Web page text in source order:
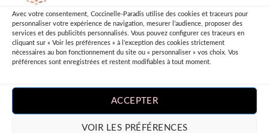
Avec votre consentement, Coccinelle-Paradis utilise des cookies et traceurs pour
personnaliser votre expérience de navigation, mesurer l’audience, proposer des
services et des publicités personnalisés. Vous pouvez configurer ces traceurs en
cliquant sur « Voir les préférences » à l’exception des cookies strictement
nécessaires au bon fonctionnement du site ou « personnaliser » vos choix. Vos
préférences sont enregistrées et restent modifiables à tout moment.
ACCEPTER
VOIR LES PRÉFÉRENCES
Note5sur
5
Othilia Kirbee–
J’adore ma nouvelle robe longue à
pois, elle est parfaite pour un look
rétro-chic et elle attire tous les
mon achat sur robesapois.fr !